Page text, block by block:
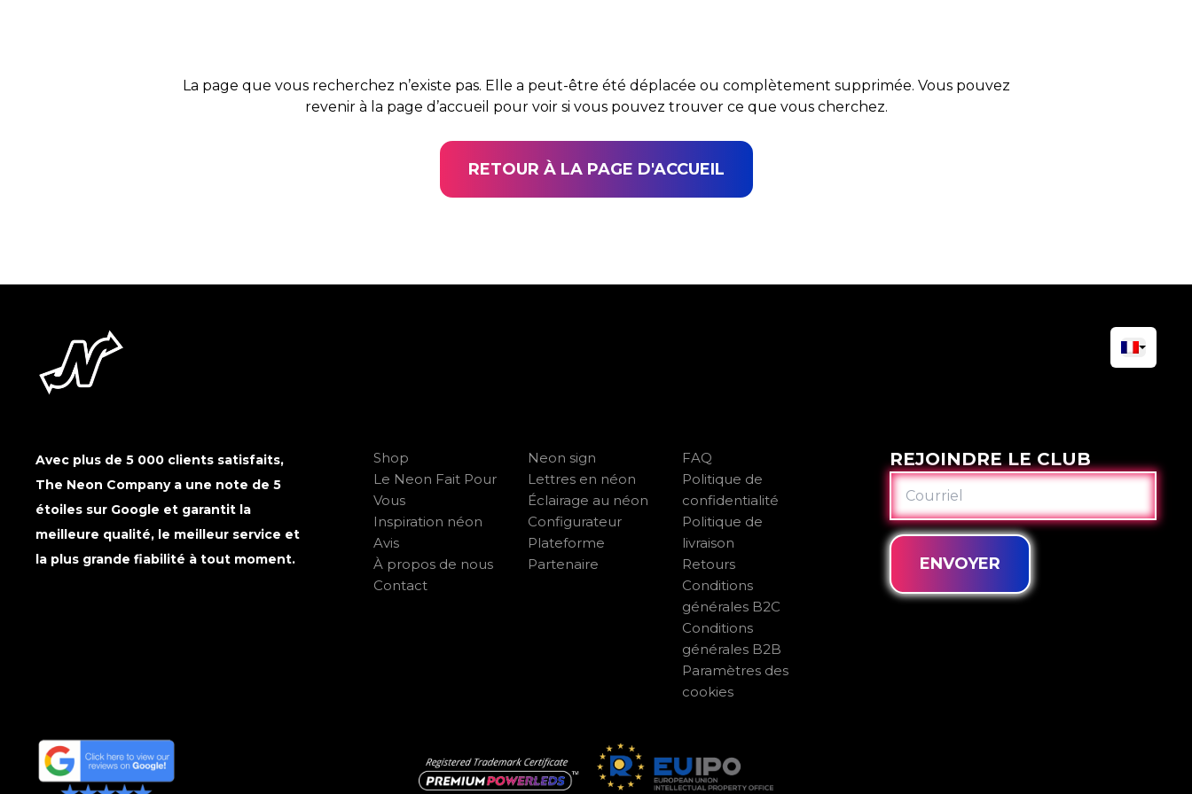
La page que vous recherchez n’existe pas. Elle a peut-être été déplacée ou complètement supprimée. Vous pouvez
revenir à la page d’accueil pour voir si vous pouvez trouver ce que vous cherchez.
RETOUR À LA PAGE D'ACCUEIL
Avec plus de 5 000 clients satisfaits,
The Neon Company a une note de 5
étoiles sur Google et garantit la
meilleure qualité, le meilleur service et
la plus grande fiabilité à tout moment.
Shop
Le Neon Fait Pour
Vous
Inspiration néon
Avis
À propos de nous
Contact
Neon sign
Lettres en néon
Éclairage au néon
Configurateur
Plateforme
Partenaire
FAQ
Politique de
confidentialité
Politique de
livraison
Retours
Conditions
générales B2C
Conditions
générales B2B
Paramètres des
cookies
REJOINDRE LE CLUB
COURRIEL
ENVOYER